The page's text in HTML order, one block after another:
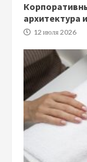
архитектура
12 июля 2026